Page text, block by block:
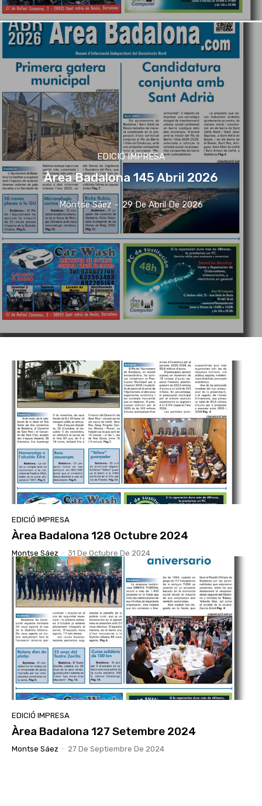
EDICIÓ IMPRESA
Àrea Badalona 145 Abril 2026
Montse Sáez - 29 De Abril De 2026
EDICIÓ IMPRESA
Àrea Badalona 128 Octubre 2024
Montse Sáez - 31 De Octubre De 2024
EDICIÓ IMPRESA
Àrea Badalona 127 Setembre 2024
Montse Sáez - 27 De Septiembre De 2024